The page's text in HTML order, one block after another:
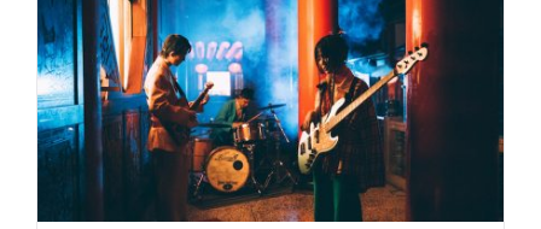
讀全文 "9m88釋出抒情暈船單曲〈頭髮〉 MV復
刻招牌爆炸頭造型與章廣辰親密共演"